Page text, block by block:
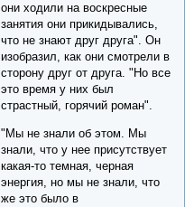
они ходили на воскресные
занятия они прикидывались,
что не знают друг друга". Он
изобразил, как они смотрели в
сторону друг от друга. "Но все
это время у них был
страстный, горячий роман".
"Мы не знали об этом. Мы
знали, что у нее присутствует
какая-то темная, черная
энергия, но мы не знали, что
же это было в